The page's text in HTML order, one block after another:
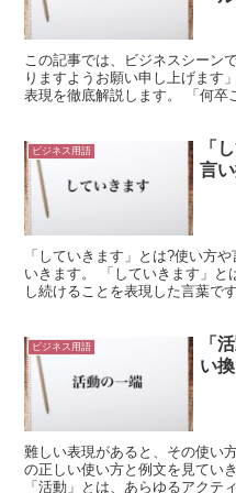
この記事では、ビジネスシーン
りますようお願い申し上げます
表現を徹底解説します。 「何卒
ビジネス用語
「
言
「していきます」とは?使い方
いきます。 「していきます」
し続けることを表現した言葉で
ビジネス用語
「
い
難しい表現があると、その使い
の正しい使い方と例文を見てい
「活動」とは、あらゆるアクテ